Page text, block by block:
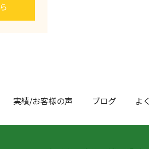
実績/お客様の声 ブログ よ